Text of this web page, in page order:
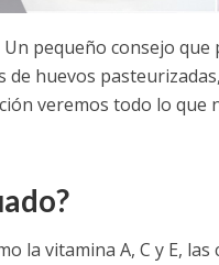
pequeño consejo que
huevos
veremos todo lo que
la vitamina A, C y E,